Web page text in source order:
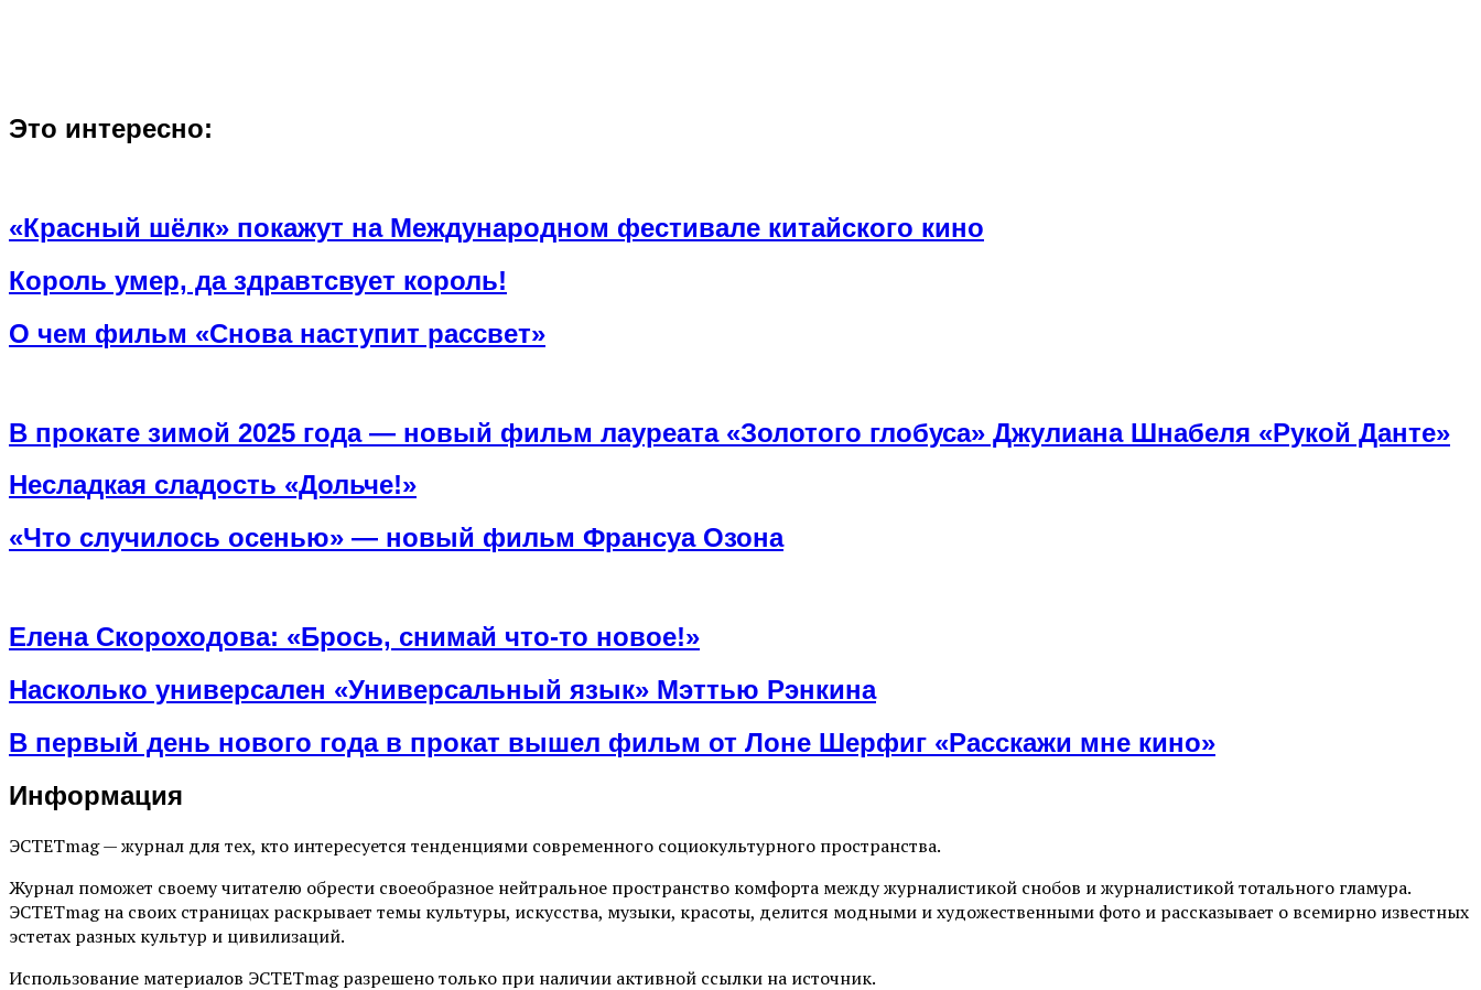
Это интересно:
«Красный шёлк» покажут на Международном фестивале китайского кино
Король умер, да здравтсвует король!
О чем фильм «Снова наступит рассвет»
В прокате зимой 2025 года — новый фильм лауреата «Золотого глобуса» Джулиана Шнабеля «Рукой Данте»
Несладкая сладость «Дольче!»
«Что случилось осенью» — новый фильм Франсуа Озона
Елена Скороходова: «Брось, снимай что-то новое!»
Насколько универсален «Универсальный язык» Мэттью Рэнкина
В первый день нового года в прокат вышел фильм от Лоне Шерфиг «Расскажи мне кино»
Информация
ЭСТЕТmag — журнал для тех, кто интересуется тенденциями современного социокультурного пространства.
Журнал поможет своему читателю обрести своеобразное нейтральное пространство комфорта между журналистикой снобов и журналистикой тотального гламура.
ЭСТЕТmag на своих страницах раскрывает темы культуры, искусства, музыки, красоты, делится модными и художественными фото и рассказывает о всемирно известных
эстетах разных культур и цивилизаций.
Использование материалов ЭСТЕТmag разрешено только при наличии активной ссылки на источник.